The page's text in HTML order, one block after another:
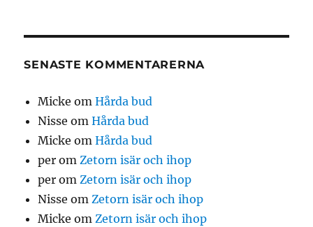
SENASTE KOMMENTARERNA
Micke omHårda bud
Nisse omHårda bud
Micke omHårda bud
per omZetorn isär och ihop
per omZetorn isär och ihop
Nisse omZetorn isär och ihop
Micke omZetorn isär och ihop